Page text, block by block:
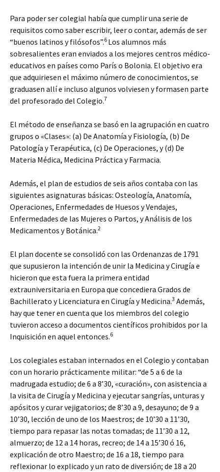
Para poder ser colegial había que cumplir una serie de
requisitos como saber escribir, leer o contar, además de ser
“buenos latinos y filósofos”.6 Los alumnos más
sobresalientes eran enviados a los mejores centros médico-
educativos en países como París o Bolonia. El objetivo era
que adquiriesen el máximo número de conocimientos, se
graduasen allí e incluso algunos volviesen y formasen parte
del profesorado del Colegio.7
El método de enseñanza se basó en la agrupación en cuatro
grupos o «Clases»: (a) De Anatomía y Fisiología, (b) De
Patología y Terapéutica, (c) De Operaciones, y (d) De
Materia Médica, Medicina Práctica y Farmacia.
Además, el plan de estudios de seis años contaba con las
siguientes asignaturas básicas: Osteología, Anatomía,
Operaciones, Enfermedades de Huesos y Vendajes,
Enfermedades de las Mujeres o Partos, y Análisis de los
Medicamentos y Botánica.2
El plan docente se consolidó con las Ordenanzas de 1791
que supusieron la intención de unir la Medicina y Cirugía e
hicieron que esta fuera la primera entidad
extrauniversitaria en Europa que concediera Grados de
Bachillerato y Licenciatura en Cirugía y Medicina.3 Además,
hay que tener en cuenta que los miembros del colegio
tuvieron acceso a documentos científicos prohibidos por la
Inquisición en aquel entonces.6
Los colegiales estaban internados en el Colegio y contaban
con un horario prácticamente militar: “de 5 a 6 de la
madrugada estudio; de 6 a 8’30, «curación», con asistencia a
la visita de Cirugía y Medicina y ejecutar sangrías, unturas y
apósitos y curar vejigatorios; de 8’30 a 9, desayuno; de 9 a
10’30, lección de uno de los Maestros; de 10’30 a 11’30,
tiempo para repasar las notas tomadas; de 11’30 a 12,
almuerzo; de 12 a 14 horas, recreo; de 14 a 15’30 ó 16,
explicación de otro Maestro; de 16 a 18, tiempo para
reflexionar lo explicado y un rato de diversión; de 18 a 20